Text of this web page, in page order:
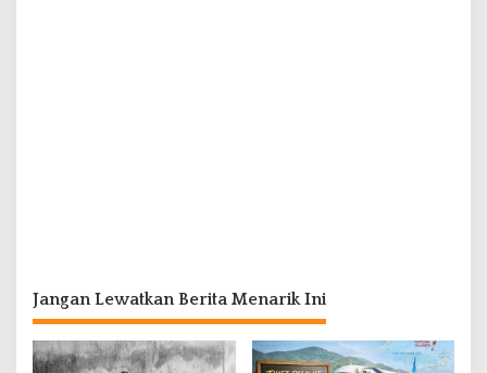
Jangan Lewatkan Berita Menarik Ini